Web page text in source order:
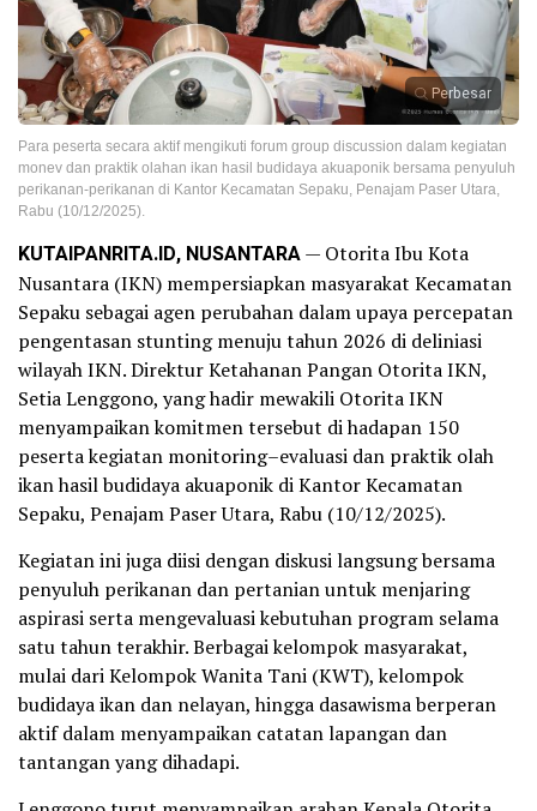
Perbesar
Para peserta secara aktif mengikuti forum group discussion dalam kegiatan
monev dan praktik olahan ikan hasil budidaya akuaponik bersama penyuluh
perikanan-perikanan di Kantor Kecamatan Sepaku, Penajam Paser Utara,
Rabu (10/12/2025).
KUTAIPANRITA.ID, NUSANTARA— Otorita Ibu Kota
Nusantara (IKN) mempersiapkan masyarakat Kecamatan
Sepaku sebagai agen perubahan dalam upaya percepatan
pengentasan stunting menuju tahun 2026 di deliniasi
wilayah IKN. Direktur Ketahanan Pangan Otorita IKN,
Setia Lenggono, yang hadir mewakili Otorita IKN
menyampaikan komitmen tersebut di hadapan 150
peserta kegiatan monitoring–evaluasi dan praktik olah
ikan hasil budidaya akuaponik di Kantor Kecamatan
Sepaku, Penajam Paser Utara, Rabu (10/12/2025).
Kegiatan ini juga diisi dengan diskusi langsung bersama
penyuluh perikanan dan pertanian untuk menjaring
aspirasi serta mengevaluasi kebutuhan program selama
satu tahun terakhir. Berbagai kelompok masyarakat,
mulai dari Kelompok Wanita Tani (KWT), kelompok
budidaya ikan dan nelayan, hingga dasawisma berperan
aktif dalam menyampaikan catatan lapangan dan
tantangan yang dihadapi.